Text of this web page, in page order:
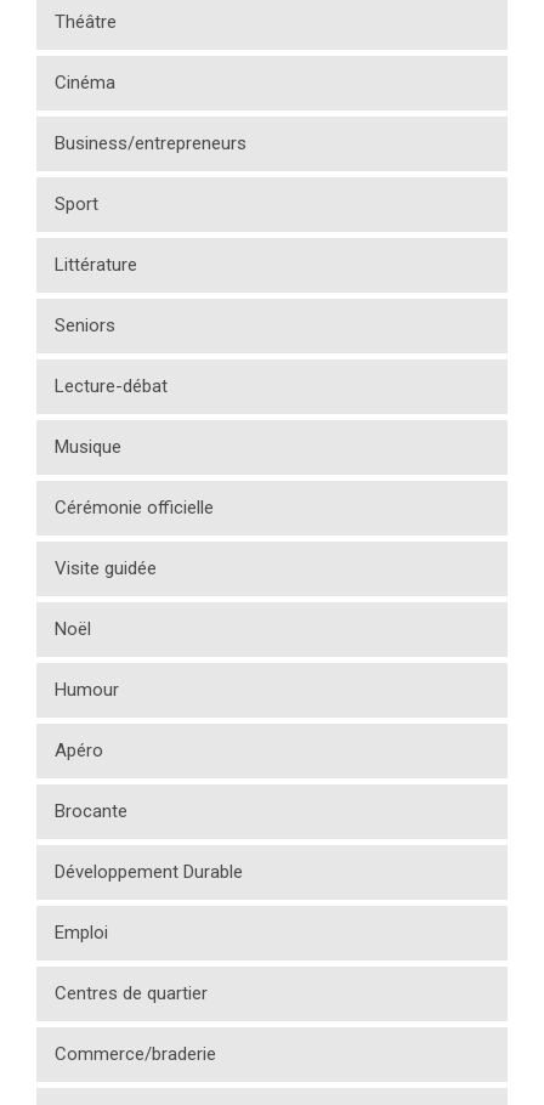
Théâtre
Cinéma
Business/entrepreneurs
Sport
Littérature
Seniors
Lecture-débat
Musique
Cérémonie officielle
Visite guidée
Noël
Humour
Apéro
Brocante
Développement Durable
Emploi
Centres de quartier
Commerce/braderie